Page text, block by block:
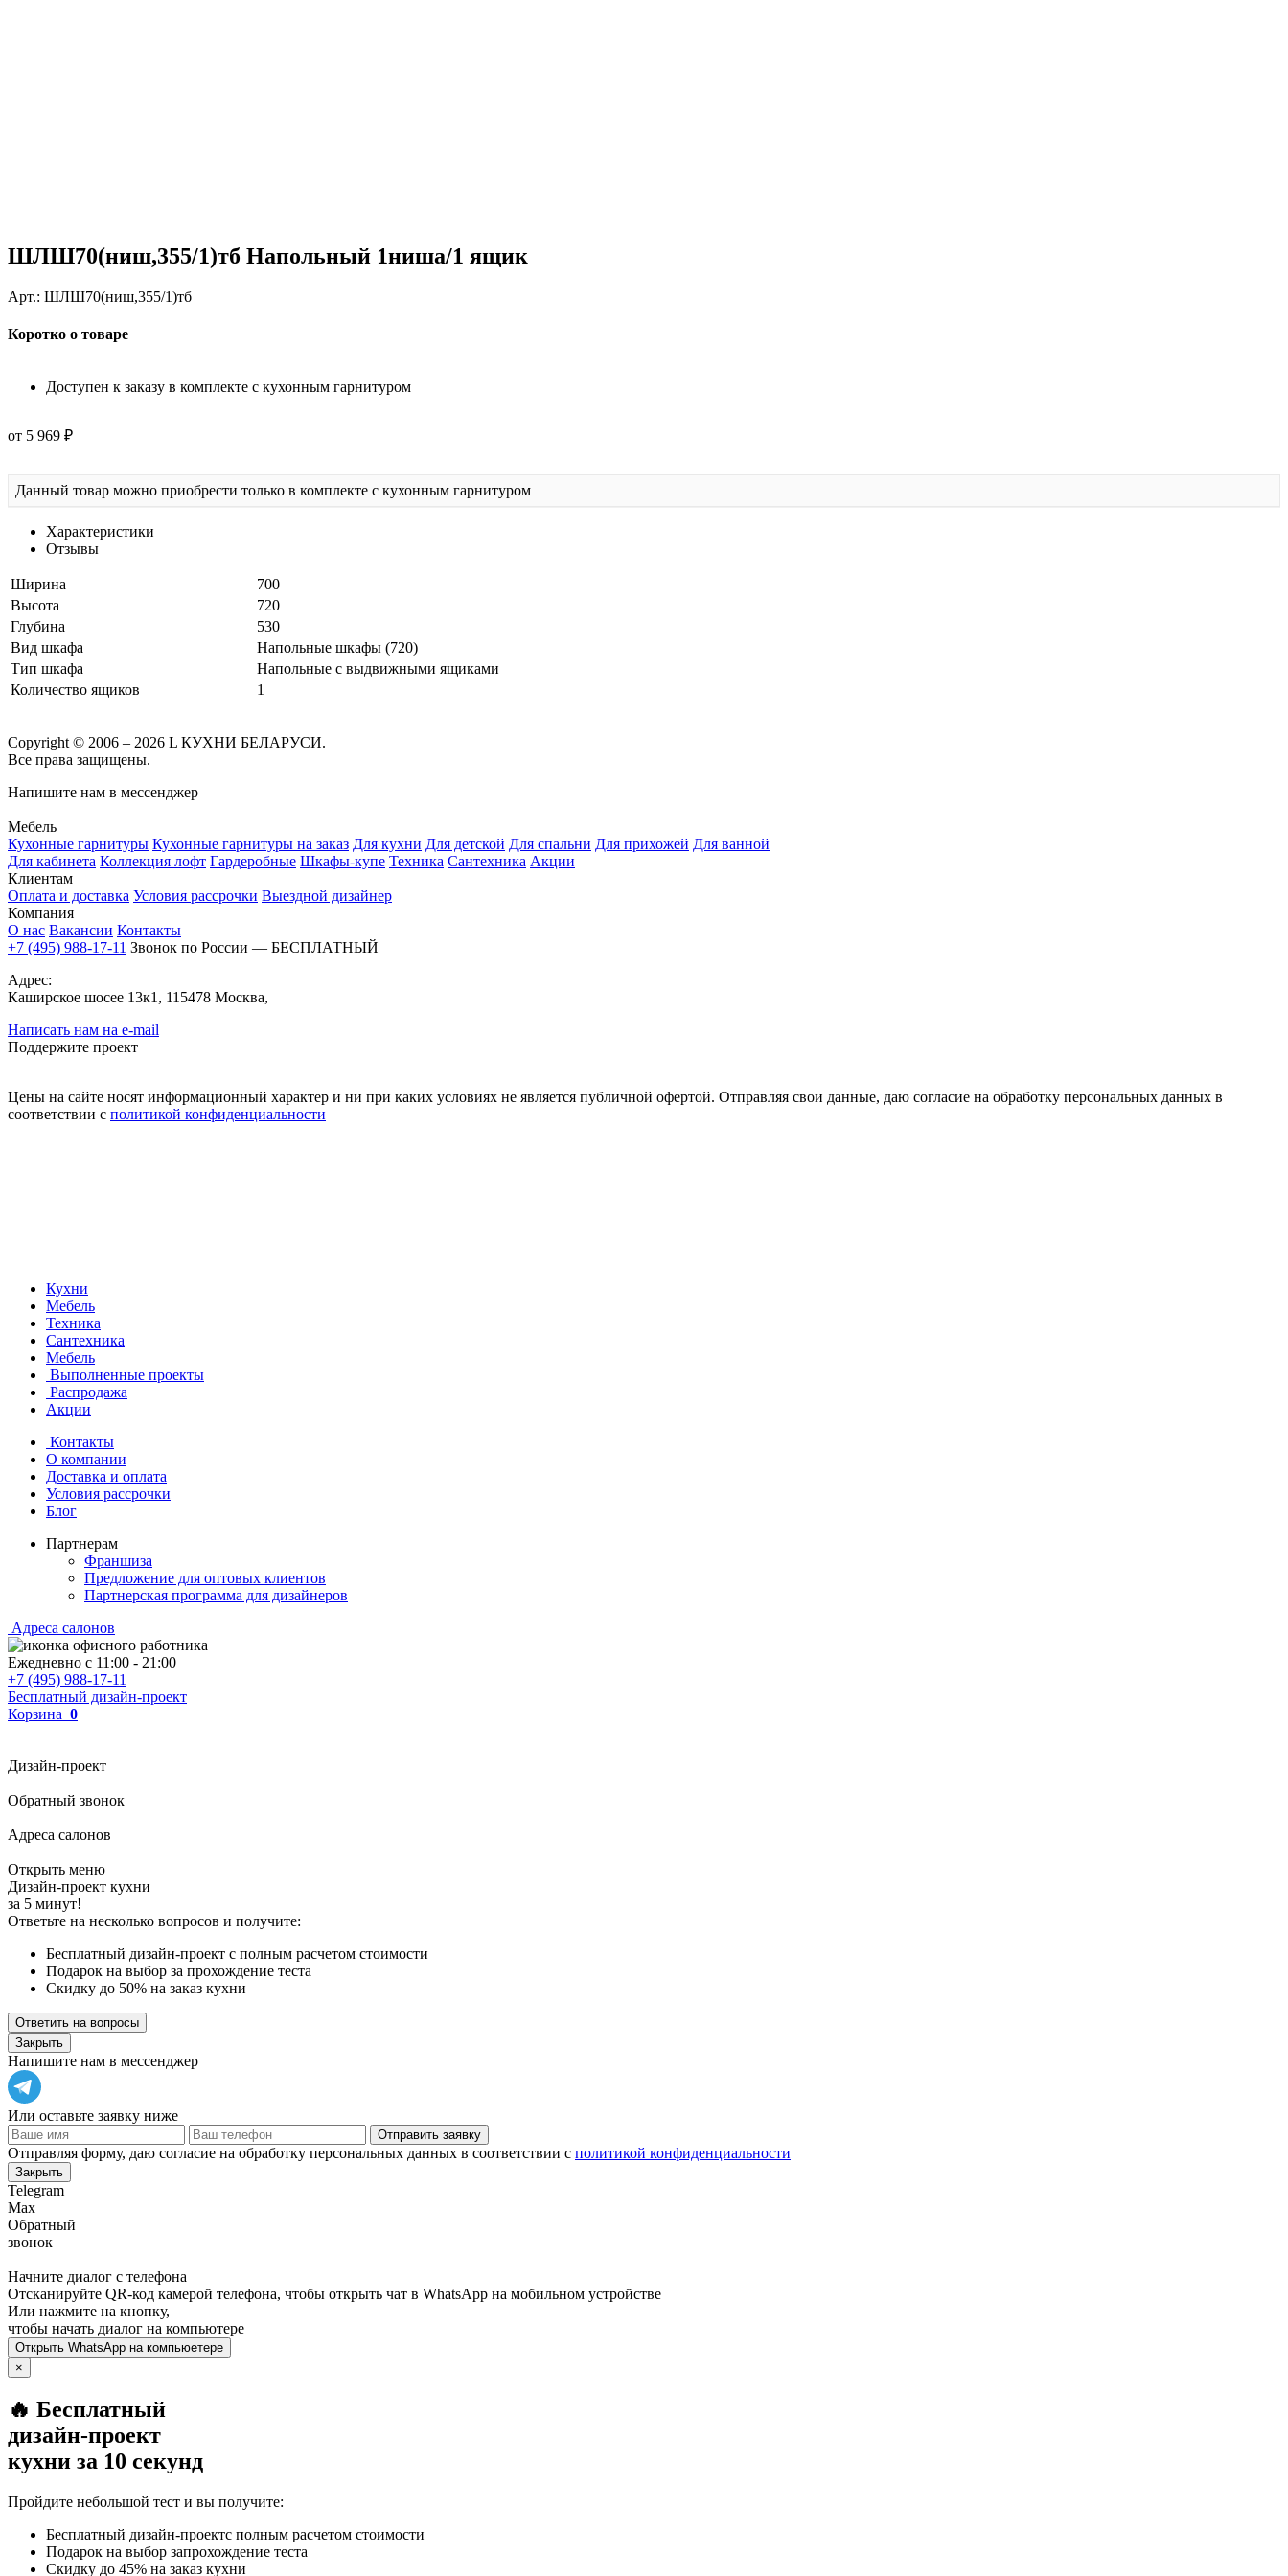
ШЛШ70(ниш,355/1)тб Напольный 1ниша/1 ящик
Арт.: ШЛШ70(ниш,355/1)тб
Коротко о товаре
Доступен к заказу в комплекте с кухонным гарнитуром
от 5 969 ₽
Данный товар можно приобрести только в комплекте с кухонным гарнитуром
Характеристики
Отзывы
Ширина
700
Высота
720
Глубина
530
Вид шкафа
Напольные шкафы (720)
Тип шкафа
Напольные с выдвижными ящиками
Количество ящиков
1
Copyright © 2006 – 2026 L КУХНИ БЕЛАРУСИ.
Все права защищены.
Напишите нам в мессенджер
Мебель
Кухонные гарнитуры Кухонные гарнитуры на заказ Для кухни Для детской Для спальни Для прихожей Для ванной
Для кабинета Коллекция лофт Гардеробные Шкафы-купе Техника Сантехника Акции
Клиентам
Оплата и доставка Условия рассрочки Выездной дизайнер
Компания
О нас Вакансии Контакты
+7 (495) 988-17-11 Звонок по России — БЕСПЛАТНЫЙ
Адрес:
Каширское шосее 13к1, 115478 Москва,
Написать нам на e-mail
Поддержите проект
Цены на сайте носят информационный характер и ни при каких условиях не является публичной офертой. Отправляя свои данные, даю согласие на обработку персональных данных в
соответствии с политикой конфиденциальности
Кухни
Мебель
Техника
Сантехника
Мебель
Выполненные проекты
Распродажа
Акции
Контакты
О компании
Доставка и оплата
Условия рассрочки
Блог
Партнерам
Франшиза
Предложение для оптовых клиентов
Партнерская программа для дизайнеров
Адреса салонов
Ежедневно с 11:00 - 21:00
+7 (495) 988-17-11
Бесплатный дизайн-проект
Корзина 0
Дизайн-проект
Обратный звонок
Адреса салонов
Открыть меню
Дизайн-проект кухни
за 5 минут!
Ответьте на несколько вопросов и получите:
Бесплатный дизайн-проект с полным расчетом стоимости
Подарок на выбор за прохождение теста
Скидку до 50% на заказ кухни
Ответить на вопросы
Закрыть
Напишите нам в мессенджер
Или оставьте заявку ниже
Отправить заявку
Отправляя форму, даю согласие на обработку персональных данных в соответствии с политикой конфиденциальности
Закрыть
Telegram
Max
Обратный
звонок
Начните диалог с телефона
Отсканируйте QR-код камерой телефона, чтобы открыть чат в WhatsApp на мобильном устройстве
Или нажмите на кнопку,
чтобы начать диалог на компьютере
Открыть WhatsApp на компьюетере
×
🔥 Бесплатный
дизайн-проект
кухни за 10 секунд
Пройдите небольшой тест и вы получите:
Бесплатный дизайн-проектс полным расчетом стоимости
Подарок на выбор запрохождение теста
Скидку до 45% на заказ кухни